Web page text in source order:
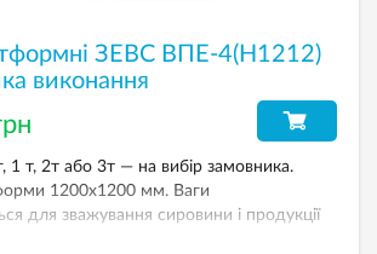
ЗЕВС ВПЕ-4(H1212)
виконання
1 т, 2т або 3т — на вибір замовника.
1200х1200 мм. Ваги
для зважування сировини і продукції